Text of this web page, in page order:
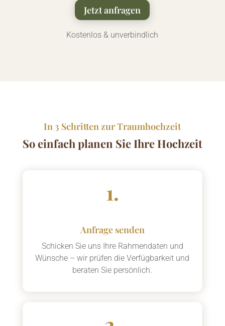
Jetzt anfragen
Kostenlos & unverbindlich
In 3 Schritten zur Traumhochzeit
So einfach planen Sie Ihre Hochzeit
1.
Anfrage senden
Schicken Sie uns Ihre Rahmendaten und
Wünsche – wir prüfen die Verfügbarkeit und
beraten Sie persönlich.